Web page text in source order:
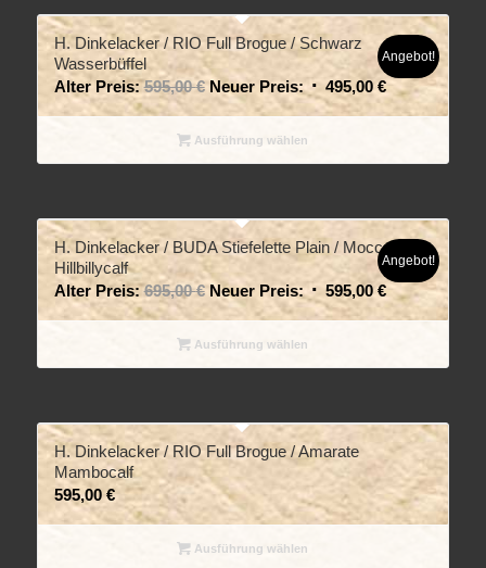
H. Dinkelacker / RIO Full Brogue / Schwarz
Wasserbüffel
Alter Preis: 595,00€ Neuer Preis: 495,00 €
Angebot!
Ausführung wählen
H. Dinkelacker / BUDA Stiefelette Plain / Mocca
Hillbillycalf
Alter Preis: 695,00€ Neuer Preis: 595,00 €
Angebot!
Ausführung wählen
H. Dinkelacker / RIO Full Brogue / Amarate
Mambocalf
595,00 €
Ausführung wählen